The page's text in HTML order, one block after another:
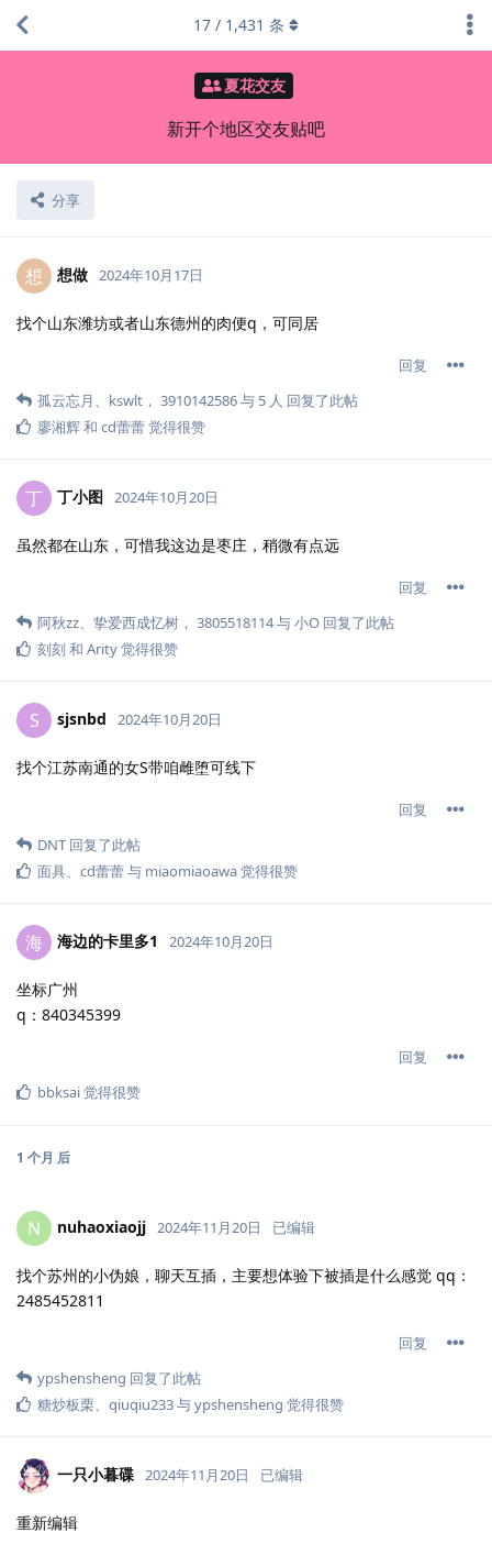
夏花交友
新开个地区交友贴吧
分享
17 / 1,431 条
想 想做 2024年10月17日
找个山东潍坊或者山东德州的肉便q，可同居
回复
孤云忘月 、 kswlt ， 3910142586与 5 人 回复了此帖
廖湘辉和 cd蕾蕾觉得很赞
丁 丁小图 2024年10月20日
虽然都在山东，可惜我这边是枣庄，稍微有点远
回复
阿秋zz、 挚爱西成忆树 ， 3805518114与小O 回复了此帖
刻刻 和 Arity觉得很赞
S sjsnbd 2024年10月20日
找个江苏南通的女S带咱雌堕可线下
回复
DNT 回复了此帖
面具、 cd蕾蕾与 miaomiaoawa觉得很赞
海 海边的卡里多1 2024年10月20日
坐标广州
q：840345399
回复
bbksai觉得很赞
1 个月 后
N nuhaoxiaojj 2024年11月20日 已编辑
找个苏州的小伪娘，聊天互插，主要想体验下被插是什么感觉 qq：
2485452811
回复
ypshensheng 回复了此帖
糖炒板栗、 qiuqiu233与ypshensheng 觉得很赞
一只小暮碟 2024年11月20日 已编辑
重新编辑